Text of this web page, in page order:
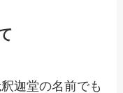
迦堂の名前でも